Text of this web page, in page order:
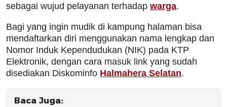
sebagai wujud pelayanan terhadap warga.
Bagi yang ingin mudik di kampung halaman bisa
mendaftarkan diri menggunakan nama lengkap dan
Nomor Induk Kependudukan (NIK) pada KTP
Elektronik, dengan cara masuk link yang sudah
disediakan Diskominfo Halmahera Selatan.
Baca Juga: